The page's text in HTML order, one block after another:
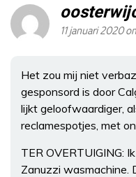
11 januari 2020
Het zou mij niet
gesponsord is door
lijkt geloofwaardiger,
reclamespotjes, met
TER OVERTUIGING:
Zanuzzi wasmachine.